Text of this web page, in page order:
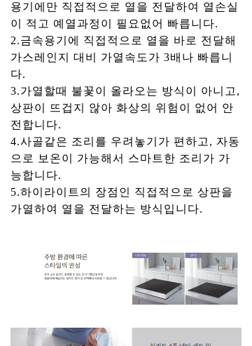
용기에만 직접적으로 열을 전달하여 열손실
이 적고 예열과정이 필요없어 빠릅니다.
2.금속용기에 직접적으로 열을 바로 전달해
가스레인지 대비 가열속도가 3배나 빠릅니
다.
3.가열할때 불꽃이 올라오는 방식이 아니고,
상판이 뜨겁지 않아 화상의 위험이 없어 안
전합니다.
4.사골같은 조리를 우려놓기가 편하고, 자동
으로 보온이 가능해서 스마트한 조리가 가
능합니다.
5.하이라이트의 장점인 직접적으로 상판을
가열하여 열을 전달하는 방식입니다.